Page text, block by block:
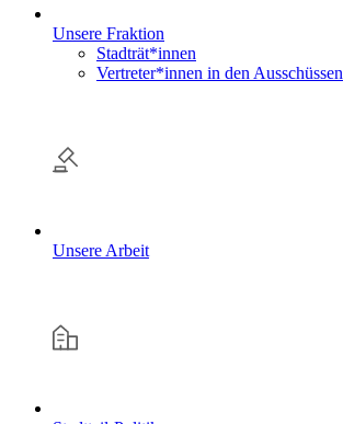
Unsere Fraktion
Stadträt*innen
Vertreter*innen in den Ausschüssen
Unsere Arbeit